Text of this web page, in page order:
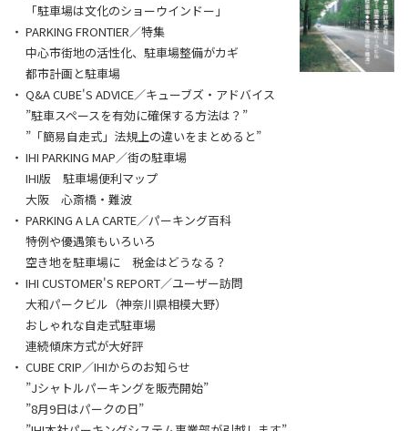
「駐車場は文化のショーウインドー」
PARKING FRONTIER／特集
中心市街地の活性化、駐車場整備がカギ
都市計画と駐車場
Q&A CUBE'S ADVICE／キューブズ・アドバイス
”駐車スペースを有効に確保する方法は？”
”「簡易自走式」法規上の違いをまとめると”
IHI PARKING MAP／街の駐車場
IHI版 駐車場便利マップ
大阪 心斎橋・難波
PARKING A LA CARTE／パーキング百科
特例や優遇策もいろいろ
空き地を駐車場に 税金はどうなる？
IHI CUSTOMER'S REPORT／ユーザー訪問
大和パークビル（神奈川県相模大野）
おしゃれな自走式駐車場
連続傾床方式が大好評
CUBE CRIP／IHIからのお知らせ
”Jシャトルパーキングを販売開始”
”8月9日はパークの日”